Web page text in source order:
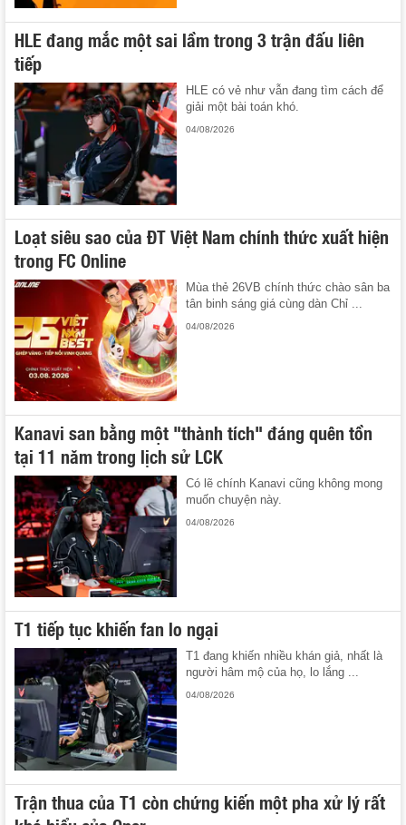
HLE đang mắc một sai lầm trong 3 trận đấu liên
tiếp
HLE có vẻ như vẫn đang tìm cách để
giải một bài toán khó.
04/08/2026
Loạt siêu sao của ĐT Việt Nam chính thức xuất hiện
trong FC Online
Mùa thẻ 26VB chính thức chào sân ba
tân binh sáng giá cùng dàn Chỉ ...
04/08/2026
Kanavi san bằng một "thành tích" đáng quên tồn
tại 11 năm trong lịch sử LCK
Có lẽ chính Kanavi cũng không mong
muốn chuyện này.
04/08/2026
T1 tiếp tục khiến fan lo ngại
T1 đang khiến nhiều khán giả, nhất là
người hâm mộ của họ, lo lắng ...
04/08/2026
Trận thua của T1 còn chứng kiến một pha xử lý rất